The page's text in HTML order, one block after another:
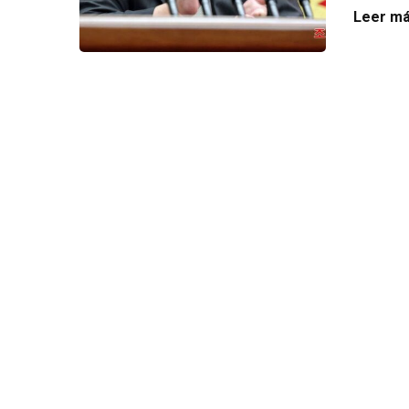
Leer